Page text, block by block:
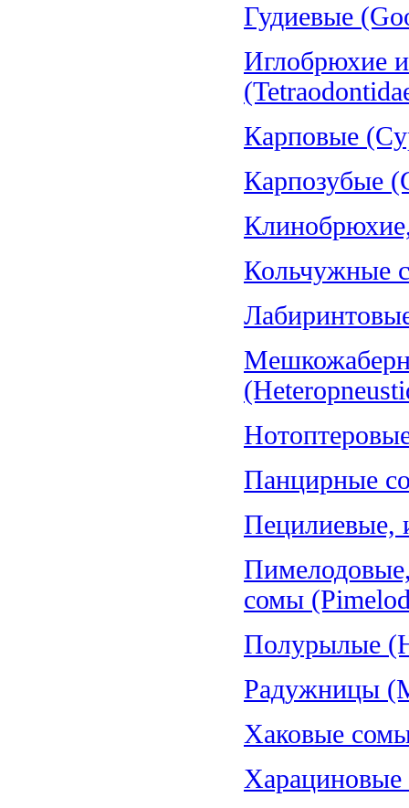
Гудиевые
Иглобрюхие
Карповые
Карпозубые
Кольчужные
Панцирные
Пецилиевые,
сомы
Полурылые
Радужницы
Хаковые
Харациновые